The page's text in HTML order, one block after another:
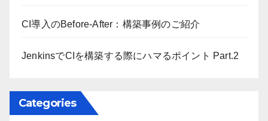
CI導入のBefore-After：構築事例のご紹介
JenkinsでCIを構築する際にハマるポイント Part.2
Categories